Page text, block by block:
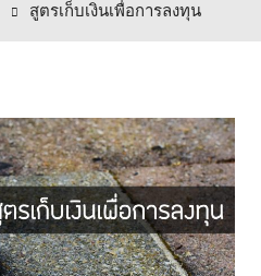
สูตรเก็บเงินเพื่อการลงทุน